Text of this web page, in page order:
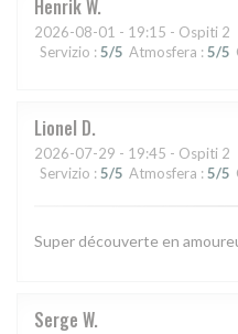
HenrikW
2026-08-01 - 19:15 - Ospiti 2
Servizio : 5/5 Atmosfera : 5/5
Lionel D
2026-07-29 - 19:45 - Ospiti 2
Servizio : 5/5 Atmosfera : 5/5
Super découverte en
Serge W